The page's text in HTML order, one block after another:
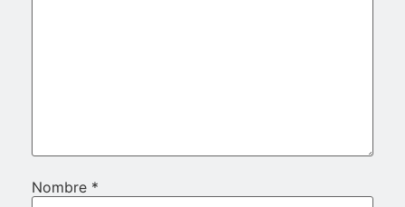
Nombre *